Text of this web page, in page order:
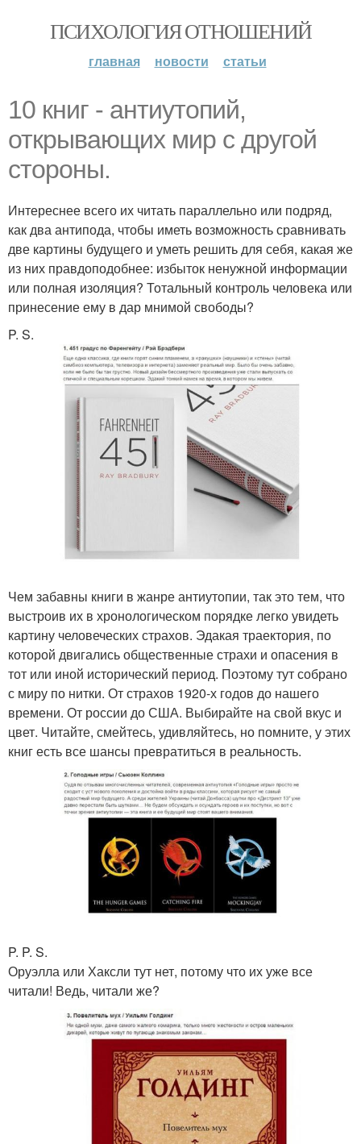
ПСИХОЛОГИЯ ОТНОШЕНИЙ
главная новости статьи
10 книг - антиутопий,
открывающих мир с другой
стороны.
Интереснее всего их читать параллельно или подряд,
как два антипода, чтобы иметь возможность сравнивать
две картины будущего и уметь решить для себя, какая же
из них правдоподобнее: избыток ненужной информации
или полная изоляция? Тотальный контроль человека или
принесение ему в дар мнимой свободы?
P. S.
Чем забавны книги в жанре антиутопии, так это тем, что
выстроив их в хронологическом порядке легко увидеть
картину человеческих страхов. Эдакая траектория, по
которой двигались общественные страхи и опасения в
тот или иной исторический период. Поэтому тут собрано
с миру по нитки. От страхов 1920-х годов до нашего
времени. От россии до США. Выбирайте на свой вкус и
цвет. Читайте, смейтесь, удивляйтесь, но помните, у этих
книг есть все шансы превратиться в реальность.
P. P. S.
Оруэлла или Хаксли тут нет, потому что их уже все
читали! Ведь, читали же?